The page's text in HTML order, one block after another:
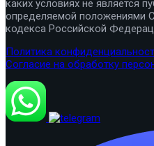
каких условиях не является
определяемой положениями
кодекса Российской
Политика
Согласие на обработку